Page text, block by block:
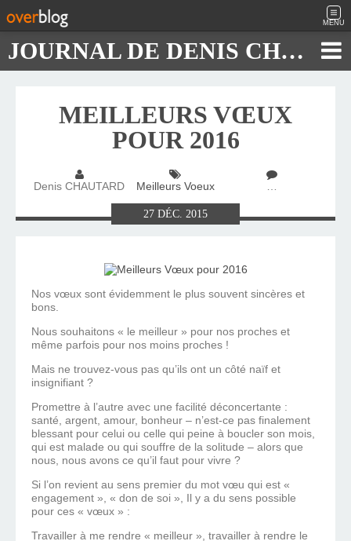
MENU
JOURNAL DE DENIS CHAUTARD
MEILLEURS VŒUX
POUR 2016
Denis CHAUTARD Meilleurs Voeux …
27 DÉC. 2015
Nos vœux sont évidemment le plus souvent sincères et
bons.
Nous souhaitons « le meilleur » pour nos proches et
même parfois pour nos moins proches !
Mais ne trouvez-vous pas qu’ils ont un côté naïf et
insignifiant ?
Promettre à l’autre avec une facilité déconcertante :
santé, argent, amour, bonheur – n’est-ce pas finalement
blessant pour celui ou celle qui peine à boucler son mois,
qui est malade ou qui souffre de la solitude – alors que
nous, nous avons ce qu’il faut pour vivre ?
Si l’on revient au sens premier du mot vœu qui est «
engagement », « don de soi », Il y a du sens possible
pour ces « vœux » :
Travailler à me rendre « meilleur », travailler à rendre le